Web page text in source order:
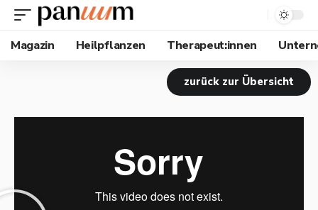
Magazin Heilpflanzen Therapeut:innen
zurück zur Übersicht